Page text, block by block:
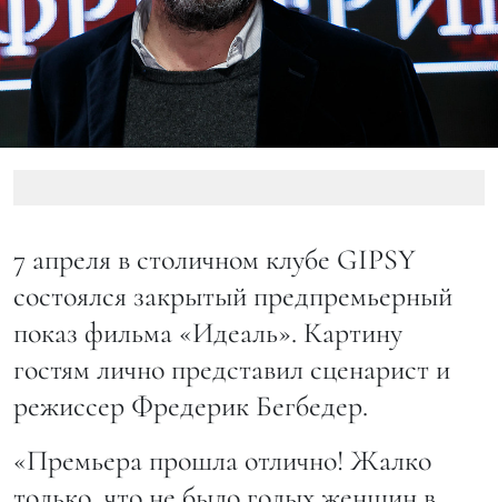
7 апреля в столичном клубе GIPSY
состоялся закрытый предпремьерный
показ фильма «Идеаль». Картину
гостям лично представил сценарист и
режиссер Фредерик Бегбедер.
«Премьера прошла отлично! Жалко